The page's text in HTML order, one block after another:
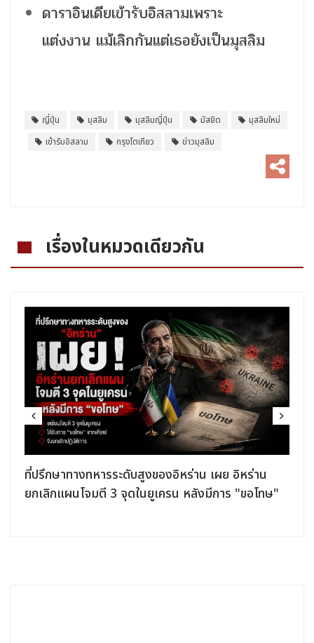
ดาราอินเดียเข้ารับอิสลามเพราะ
แต่งงาน แม้เลิกกันแต่เธอยังเป็นมุสลิม
ญี่ปุ่น มุสลิม มุสลิมญี่ปุ่น มัสยิด
มุสลิมใหม่
เข้ารับอิสลาม
กรุงโตเกียว ข่าวมุสลิม
เรื่องในหมวดเดียวกัน
ที่ปรึกษาทางทหารระดับสูงของอิหร่าน เผย อิหร่าน
ยกเลิกแผนโจมตี 3 จุดในยูเครน หลังมีการ "ขอโทษ"